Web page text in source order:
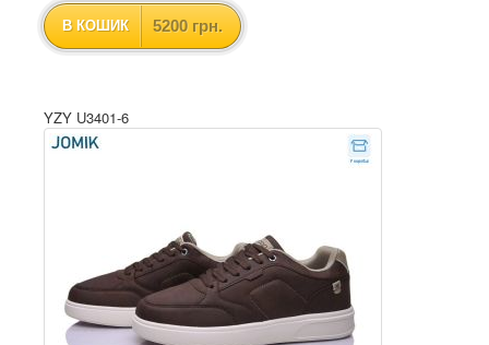
В КОШИК 5200 грн.
YZY U3401-6